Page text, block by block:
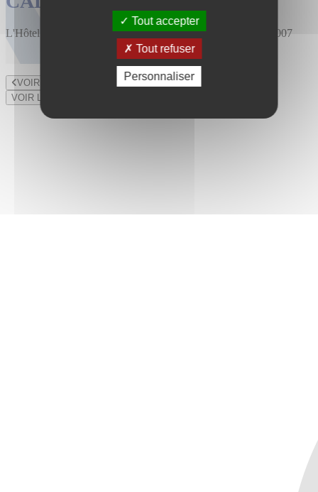
L'Hôtel des Ventes est installé au 47 rue du Bourny depuis 2007
VOIR LE LOT PRÉCÉDENT
VOIR LE LOT SUIVANT
Tout accepter
Tout refuser
Personnaliser